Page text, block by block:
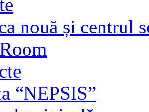
nouă și centrul
“NEPSIS”